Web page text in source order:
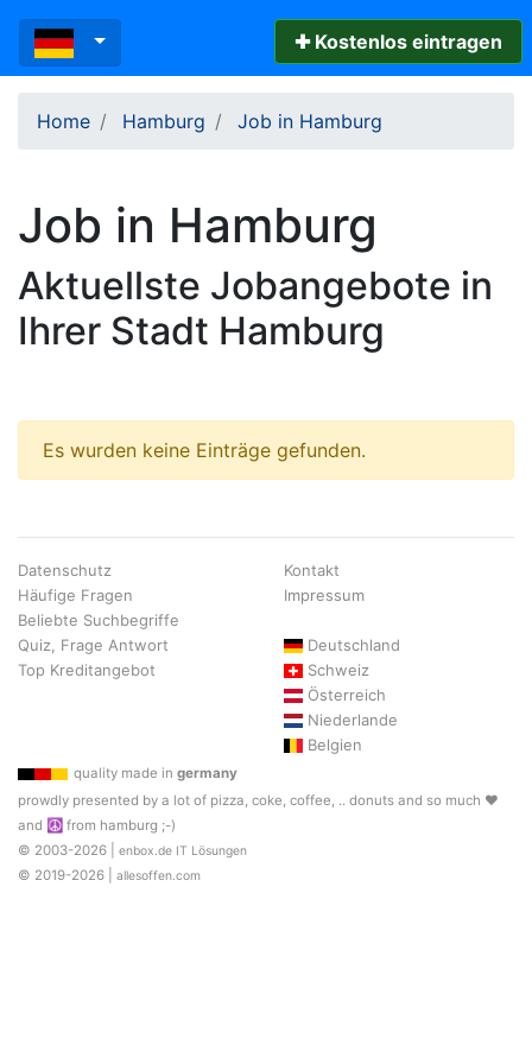
✚ Kostenlos eintragen
Home Hamburg Job in Hamburg
Job in Hamburg
Aktuellste Jobangebote in
Ihrer Stadt Hamburg
Es wurden keine Einträge gefunden.
Datenschutz
Häufige Fragen
Beliebte Suchbegriffe
Quiz, Frage Antwort
Top Kreditangebot
Kontakt
Impressum
Deutschland
Schweiz
Österreich
Niederlande
Belgien
quality made in germany
prowdly presented by a lot of pizza, coke, coffee, .. donuts and so much ♥
and ☮ from hamburg ;-)
© 2003-2026 | enbox.de IT Lösungen
© 2019-2026 | allesoffen.com